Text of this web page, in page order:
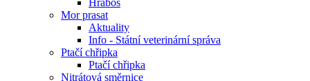
Hraboš
Mor prasat
Aktuality
Info - Státní veterinární správa
Ptačí chřipka
Ptačí chřipka
Nitrátová směrnice